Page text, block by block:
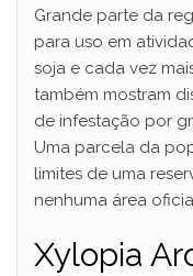
Grande parte da
para uso em
soja e cada vez
também mostram
de infestação por
Uma parcela da
limites de uma
nenhuma área
Xylopia